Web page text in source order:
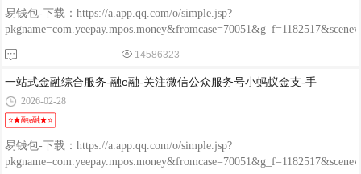
易钱包-下载：https://a.app.qq.com/o/simple.jsp?
POS：http://oss.flmyzf.com/yzf/html/regist/index.html?phone=%E4%
14586323
一站式金融综合服务-融e融-关注微信公众服务号小蚂蚁金支-手
2026-02-28
⭐★融e融★⭐
易钱包-下载：https://a.app.qq.com/o/simple.jsp?